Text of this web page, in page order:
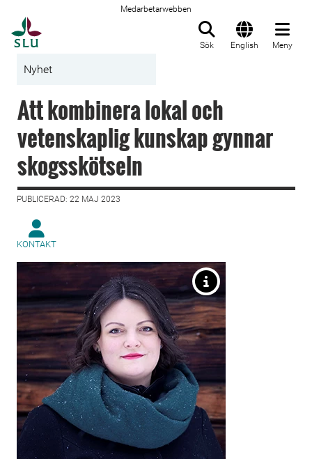
Medarbetarwebben
Sök English Meny
Nyhet
Att kombinera lokal och
vetenskaplig kunskap gynnar
skogsskötseln
PUBLICERAD: 22 MAJ 2023
KONTAKT